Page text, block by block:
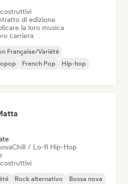
di edizione
la loro musica
carriera
Française/Variété
French Pop
Hip-hop
Chill / Lo-fi Hip-Hop
Rock alternativo
Bossa nova